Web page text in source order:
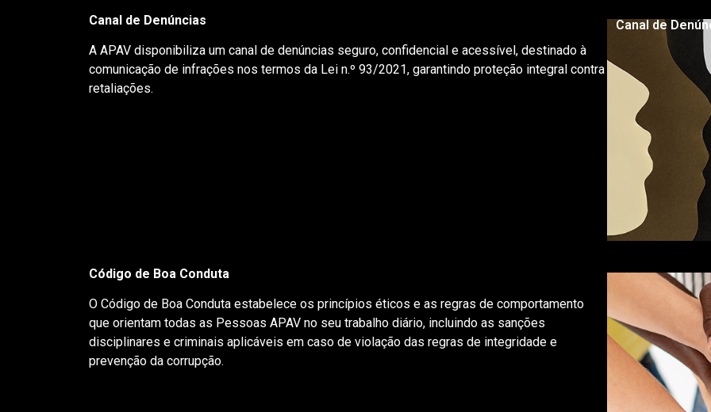
Canal de Denúncias
A APAV disponibiliza um canal de denúncias seguro, confidencial e acessível, destinado à
comunicação de infrações nos termos da Lei n.º 93/2021, garantindo proteção integral contra
retaliações.
Canal de
Código de Boa Conduta
O Código de Boa Conduta estabelece os princípios éticos e as regras de comportamento
que orientam todas as Pessoas APAV no seu trabalho diário, incluindo as sanções
disciplinares e criminais aplicáveis em caso de violação das regras de integridade e
prevenção da corrupção.